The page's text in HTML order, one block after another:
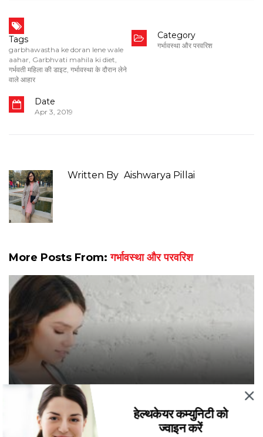
Tags
garbhawastha ke doran lene wale
aahar, Garbhvati mahila ki diet,
गर्भवती महिला की डाइट, गर्भावस्था के दौरान लेने
वाले आहार
Category
गर्भावस्था और परवरिश
Date
Apr 3, 2019
Written By Aishwarya Pillai
More Posts From:गर्भावस्था और परवरिश
सर्द‍ियों में प्रेगनेंसी के दौरान एक्सरसाइज करते समय इन 5 बातों
का रखें ध्यान
हेल्थकेयर कम्युनिटी को
ज्वाइन करें